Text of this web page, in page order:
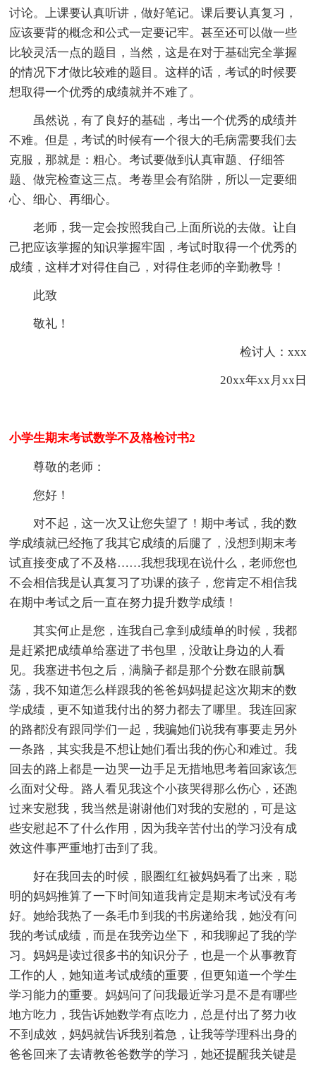
讨论。上课要认真听讲，做好笔记。课后要认真复习，
应该要背的概念和公式一定要记牢。甚至还可以做一些
比较灵活一点的题目，当然，这是在对于基础完全掌握
的情况下才做比较难的题目。这样的话，考试的时候要
想取得一个优秀的成绩就并不难了。
虽然说，有了良好的基础，考出一个优秀的成绩并
不难。但是，考试的时候有一个很大的毛病需要我们去
克服，那就是：粗心。考试要做到认真审题、仔细答
题、做完检查这三点。考卷里会有陷阱，所以一定要细
心、细心、再细心。
老师，我一定会按照我自己上面所说的去做。让自
己把应该掌握的知识掌握牢固，考试时取得一个优秀的
成绩，这样才对得住自己，对得住老师的辛勤教导！
此致
敬礼！
检讨人：xxx
20xx年xx月xx日
小学生期末考试数学不及格检讨书2
尊敬的老师：
您好！
对不起，这一次又让您失望了！期中考试，我的数
学成绩就已经拖了我其它成绩的后腿了，没想到期末考
试直接变成了不及格……我想我现在说什么，老师您也
不会相信我是认真复习了功课的孩子，您肯定不相信我
在期中考试之后一直在努力提升数学成绩！
其实何止是您，连我自己拿到成绩单的时候，我都
是赶紧把成绩单给塞进了书包里，没敢让身边的人看
见。我塞进书包之后，满脑子都是那个分数在眼前飘
荡，我不知道怎么样跟我的爸爸妈妈提起这次期末的数
学成绩，更不知道我付出的努力都去了哪里。我连回家
的路都没有跟同学们一起，我骗她们说我有事要走另外
一条路，其实我是不想让她们看出我的伤心和难过。我
回去的路上都是一边哭一边手足无措地思考着回家该怎
么面对父母。路人看见我这个小孩哭得那么伤心，还跑
过来安慰我，我当然是谢谢他们对我的安慰的，可是这
些安慰起不了什么作用，因为我辛苦付出的学习没有成
效这件事严重地打击到了我。
好在我回去的时候，眼圈红红被妈妈看了出来，聪
明的妈妈推算了一下时间知道我肯定是期末考试没有考
好。她给我热了一条毛巾到我的书房递给我，她没有问
我的考试成绩，而是在我旁边坐下，和我聊起了我的学
习。妈妈是读过很多书的知识分子，也是一个从事教育
工作的人，她知道考试成绩的重要，但更知道一个学生
学习能力的重要。妈妈问了问我最近学习是不是有哪些
地方吃力，我告诉她数学有点吃力，总是付出了努力收
不到成效，妈妈就告诉我别着急，让我等学理科出身的
爸爸回来了去请教爸爸数学的学习，她还提醒我关键是